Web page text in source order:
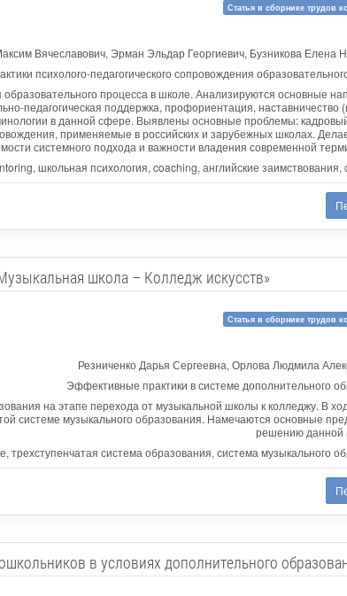
Статья в сборнике трудов
Вячеславович, Эрман Эльдар Георгиевич, Бузникова Елена
психолого-педагогического сопровождения
процесса в школе. Анализируются основные
педагогическая поддержка, профориентация, наставничество
в данной сфере. Выявлены основные проблемы:
применяемые в российских и зарубежных школах.
системного подхода и важности владения современной
школьная психология, coaching, английские заимствования,
школа – Колледж искусств»
Статья в сборнике трудов
Резниченко Дарья Сергеевна, Орлова Людмила
Эффективные практики в системе дополнительного
на этапе перехода от музыкальной школы к колледжу. В
системе музыкального образования. Намечаются основные
решению данной
трехступенчатая система образования, система музыкального
в условиях дополнительного